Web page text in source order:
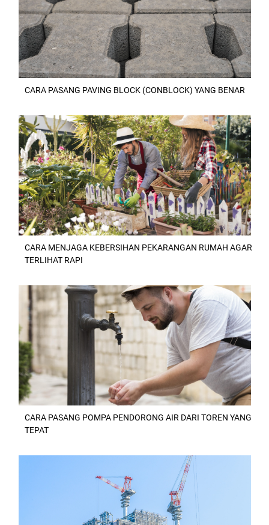
CARA PASANG PAVING BLOCK (CONBLOCK) YANG BENAR
CARA MENJAGA KEBERSIHAN PEKARANGAN RUMAH AGAR
TERLIHAT RAPI
CARA PASANG POMPA PENDORONG AIR DARI TOREN YANG
TEPAT